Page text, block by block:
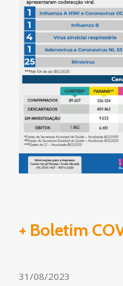
+ Boletim
31/08/2023